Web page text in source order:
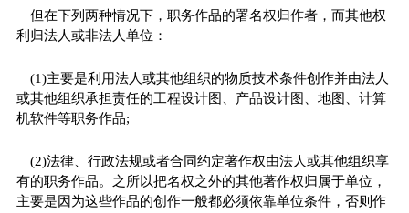
但在下列两种情况下，职务作品的署名权归作者，而其他权
利归法人或非法人单位：
(1)主要是利用法人或其他组织的物质技术条件创作并由法人
或其他组织承担责任的工程设计图、产品设计图、地图、计算
机软件等职务作品;
(2)法律、行政法规或者合同约定著作权由法人或其他组织享
有的职务作品。之所以把名权之外的其他著作权归属于单位，
主要是因为这些作品的创作一般都必须依靠单位条件，否则作